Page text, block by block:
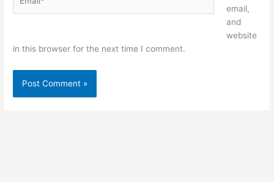
email,
and
website
in this browser for the next time I comment.